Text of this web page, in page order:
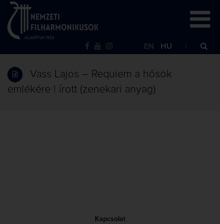
EN HU
Vass Lajos – Requiem a hősök
emlékére | írott (zenekari anyag)
Kapcsolat